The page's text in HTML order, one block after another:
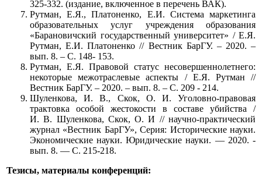
325-332. (издание, включенное в перечень ВАК).
Рутман, Е.Я., Платоненко, Е.И. Система маркетинга
образовательных услуг учреждения образования
«Барановичский государственный университет» / Е.Я.
Рутман, Е.И. Платоненко // Вестник БарГУ. – 2020. –
вып. 8. – С. 148- 153.
Рутман, Е.Я. Правовой статус несовершеннолетнего:
некоторые межотраслевые аспекты / Е.Я. Рутман //
Вестник БарГУ. – 2020. – вып. 8. – С. 209 - 214.
Шуленкова, И. В., Скок, О. И. Уголовно-правовая
трактовка особой жестокости в составе убийства /
И. В. Шуленкова, Скок, О. И // научно-практический
журнал «Вестник БарГУ», Серия: Исторические науки.
Экономические науки. Юридические науки. — 2020. -
вып. 8. — С. 215-218.
Тезисы, материалы конференций: